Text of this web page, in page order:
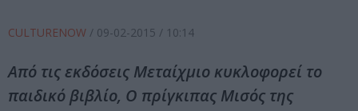
CULTURENOW / 09-02-2015 / 10:14
Από τις εκδόσεις Μεταίχμιο κυκλοφορεί το
παιδικό βιβλίο, Ο πρίγκιπας Μισός της